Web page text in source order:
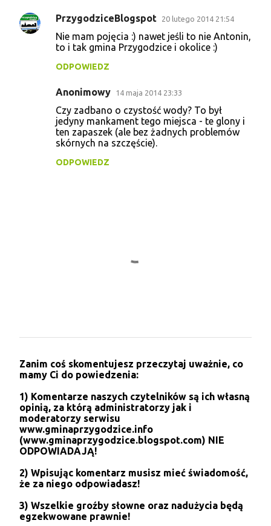
e
n
PrzygodziceBlogspot 20 lutego 2014 21:54
Nie mam pojęcia :) nawet jeśli to nie Antonin,
to i tak gmina Przygodzice i okolice :)
ODPOWIEDZ
Anonimowy 14 maja 2014 23:33
Czy zadbano o czystość wody? To był
jedyny mankament tego miejsca - te glony i
ten zapaszek (ale bez żadnych problemów
skórnych na szczęście).
ODPOWIEDZ
r
z
ś
l
i
j
k
o
e
n
a
r
Zanim coś skomentujesz przeczytaj uważnie, co
mamy Ci do powiedzenia:
1) Komentarze naszych czytelników są ich własną
opinią, za którą administratorzy jak i
moderatorzy serwisu
www.gminaprzygodzice.info
(www.gminaprzygodzice.blogspot.com) NIE
ODPOWIADAJĄ!
2) Wpisując komentarz musisz mieć świadomość,
że za niego odpowiadasz!
3) Wszelkie groźby słowne oraz nadużycia będą
egzekwowane prawnie!